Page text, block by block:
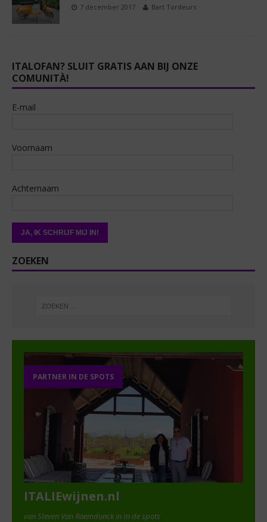
7 december 2017 Bart Tordeurs
ITALOFAN? SLUIT GRATIS AAN BIJ ONZE
COMUNITÀ!
E-mail
Voornaam
Achternaam
ZOEKEN
PARTNER IN DE SPOTS
ITALIEwijnen.nl
van Steven Van Raemdonck in In de spots